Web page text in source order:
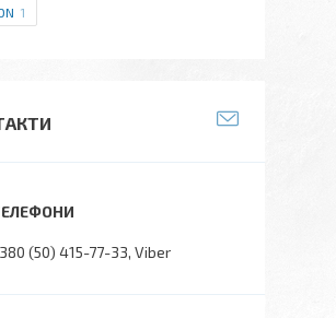
1
(50) 415-77-33 Viber